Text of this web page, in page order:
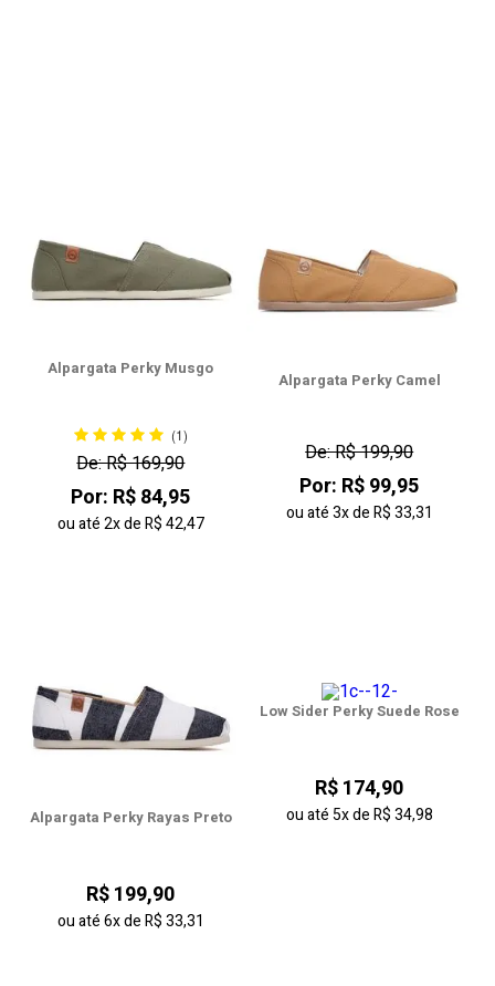
Alpargata Perky Musgo
(1)
De: R$ 169,90
Por: R$ 84,95
ou até2xdeR$ 42,47
Alpargata Perky Camel
De: R$ 199,90
Por: R$ 99,95
ou até3xdeR$ 33,31
Alpargata Perky Rayas Preto
R$ 199,90
ou até6xdeR$ 33,31
Low Sider Perky Suede Rose
R$ 174,90
ou até5xdeR$ 34,98